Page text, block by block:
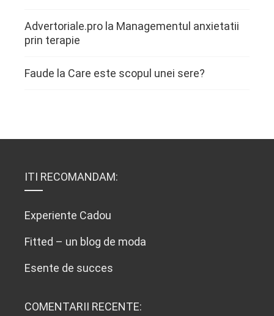
Advertoriale.pro la Managementul anxietatii
prin terapie
Faude la Care este scopul unei sere?
ITI RECOMANDAM:
Experiente Cadou
Fitted – un blog de moda
Esente de succes
COMENTARII RECENTE: